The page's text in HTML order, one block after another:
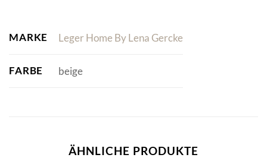
MARKE Leger Home By Lena Gercke
FARBE beige
ÄHNLICHE PRODUKTE